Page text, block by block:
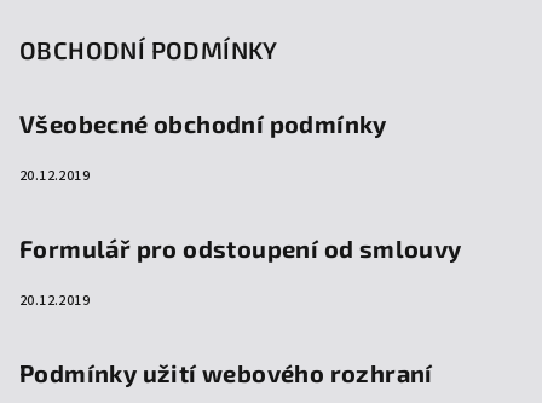
OBCHODNÍ PODMÍNKY
Všeobecné obchodní podmínky
20.12.2019
Formulář pro odstoupení od smlouvy
20.12.2019
Podmínky užití webového rozhraní